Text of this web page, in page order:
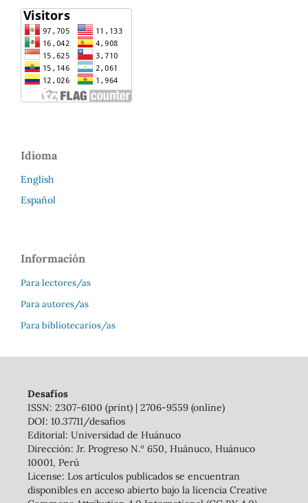
Idioma
English
Español
Información
Para lectores/as
Para autores/as
Para bibliotecarios/as
Desafíos
ISSN: 2307-6100 (print) | 2706-9559 (online)
DOI: 10.37711/desafios
Editorial: Universidad de Huánuco
Dirección: Jr. Progreso N.º 650, Huánuco, Huánuco
10001, Perú
License: Los artículos publicados se encuentran
disponibles en acceso abierto bajo la licencia Creative